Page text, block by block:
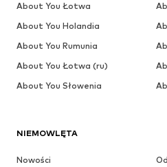
NIEMOWLĘTA
Nowości
About You Łotwa
About You Holandia
About You Rumunia
About You Łotwa (ru)
About You Słowenia